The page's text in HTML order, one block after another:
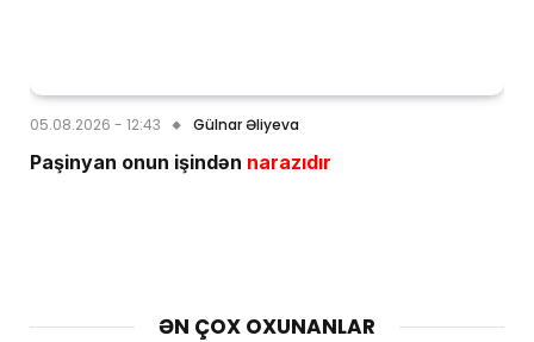
05.08.2026 - 12:43 Gülnar Əliyeva
Paşinyan onun işindən narazıdır
ƏN ÇOX OXUNANLAR